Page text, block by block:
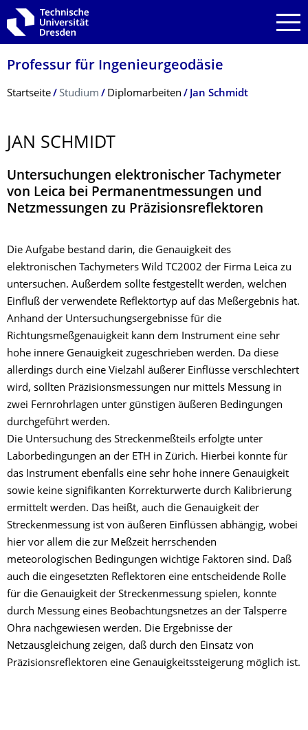
Zur Hauptnavigation springen
Zur Suche springen
Zum Inhalt springen
Professur für Ingenieurgeodäsie
Breadcrumb-Menü
Startseite Studium Diplomarbeiten Jan Schmidt
JAN SCHMIDT
Untersuchungen elektronischer Tachymeter
von Leica bei Permanentmessungen und
Netzmessungen zu Präzisionsreflektoren
Die Aufgabe bestand darin, die Genauigkeit des
elektronischen Tachymeters Wild TC2002 der Firma Leica zu
untersuchen. Außerdem sollte festgestellt werden, welchen
Einfluß der verwendete Reflektortyp auf das Meßergebnis hat.
Anhand der Untersuchungsergebnisse für die
Richtungsmeßgenauigkeit kann dem Instrument eine sehr
hohe innere Genauigkeit zugeschrieben werden. Da diese
allerdings durch eine Vielzahl äußerer Einflüsse verschlechtert
wird, sollten Präzisionsmessungen nur mittels Messung in
zwei Fernrohrlagen unter günstigen äußeren Bedingungen
durchgeführt werden.
Die Untersuchung des Streckenmeßteils erfolgte unter
Laborbedingungen an der ETH in Zürich. Hierbei konnte für
das Instrument ebenfalls eine sehr hohe innere Genauigkeit
sowie keine signifikanten Korrekturwerte durch Kalibrierung
ermittelt werden. Das heißt, auch die Genauigkeit der
Streckenmessung ist von äußeren Einflüssen abhängig, wobei
hier vor allem die zur Meßzeit herrschenden
meteorologischen Bedingungen wichtige Faktoren sind. Daß
auch die eingesetzten Reflektoren eine entscheidende Rolle
für die Genauigkeit der Streckenmessung spielen, konnte
durch Messung eines Beobachtungsnetzes an der Talsperre
Ohra nachgewiesen werden. Die Ergebnisse der
Netzausgleichung zeigen, daß durch den Einsatz von
Präzisionsreflektoren eine Genauigkeitssteigerung möglich ist.